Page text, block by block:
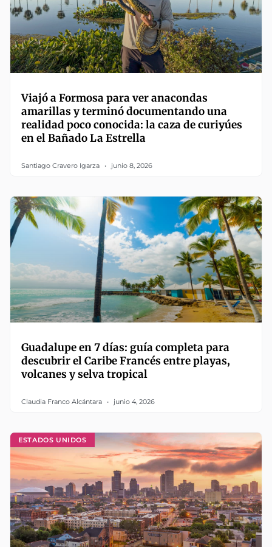
Viajó a Formosa para ver anacondas
amarillas y terminó documentando una
realidad poco conocida: la caza de curiyúes
en el Bañado La Estrella
Santiago Cravero Igarza junio 8, 2026
Guadalupe en 7 días: guía completa para
descubrir el Caribe Francés entre playas,
volcanes y selva tropical
Claudia Franco Alcántara junio 4, 2026
ESTADOS UNIDOS